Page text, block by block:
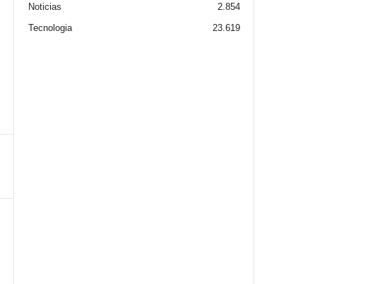
Noticias
2.854
Tecnologia
23.619